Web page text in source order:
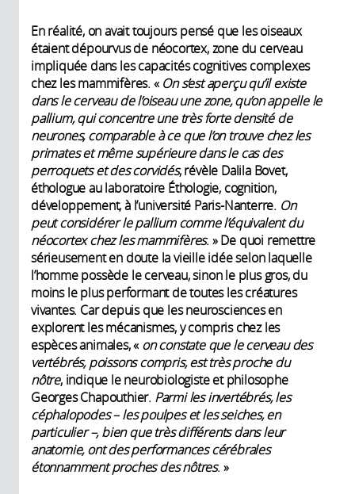
En réalité, on avait toujours pensé que les oiseaux
étaient dépourvus de néocortex, zone du cerveau
impliquée dans les capacités cognitives complexes
chez les mammifères. « On s’est aperçu qu’il existe
dans le cerveau de l’oiseau une zone, qu’on appelle le
pallium, qui concentre une très forte densité de
neurones, comparable à ce que l’on trouve chez les
primates et même supérieure dans le cas des
perroquets et des corvidés, révèle Dalila Bovet,
éthologue au laboratoire Éthologie, cognition,
développement, à l’université Paris-Nanterre. On
peut considérer le pallium comme l’équivalent du
néocortex chez les mammifères. » De quoi remettre
sérieusement en doute la vieille idée selon laquelle
l’homme possède le cerveau, sinon le plus gros, du
moins le plus performant de toutes les créatures
vivantes. Car depuis que les neurosciences en
explorent les mécanismes, y compris chez les
espèces animales, « on constate que le cerveau des
vertébrés, poissons compris, est très proche du
nôtre, indique le neurobiologiste et philosophe
Georges Chapouthier. Parmi les invertébrés, les
céphalopodes – les poulpes et les seiches, en
particulier –, bien que très différents dans leur
anatomie, ont des performances cérébrales
étonnamment proches des nôtres. »